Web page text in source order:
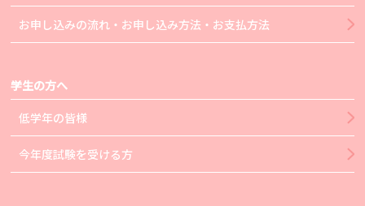
お申し込みの流れ・お申し込み方法・お支払方法
学生の方へ
低学年の皆様
今年度試験を受ける方